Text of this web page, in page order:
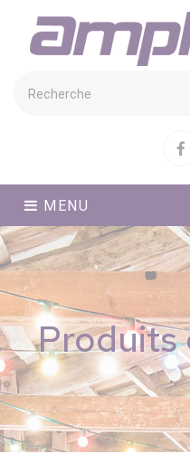
MENU
Produits
Cookies management panel